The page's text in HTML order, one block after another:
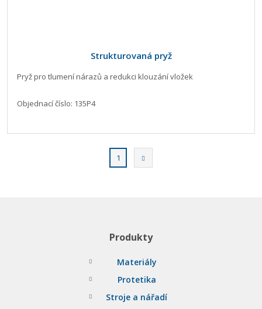
Strukturovaná pryž
Pryž pro tlumení nárazů a redukci klouzání vložek
Objednací číslo: 135P4
1 Následující
Produkty
Materiály
Protetika
Stroje a nářadí